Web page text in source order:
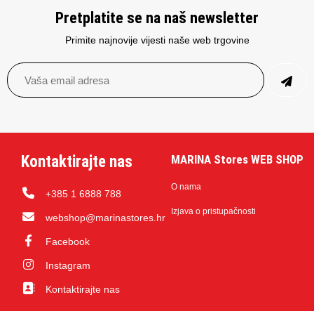
Pretplatite se na naš newsletter
Primite najnovije vijesti naše web trgovine
Kontaktirajte nas
+385 1 6888 788
webshop@marinastores.hr
Facebook
Instagram
Kontaktirajte nas
MARINA Stores WEB SHOP
O nama
Izjava o pristupačnosti